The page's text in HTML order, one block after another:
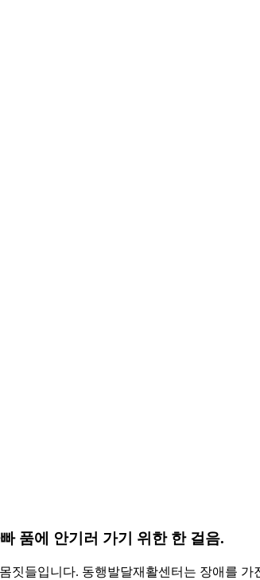
품에 안기러 가기 위한 한 걸음.
들입니다. 동행발달재활센터는 장애를